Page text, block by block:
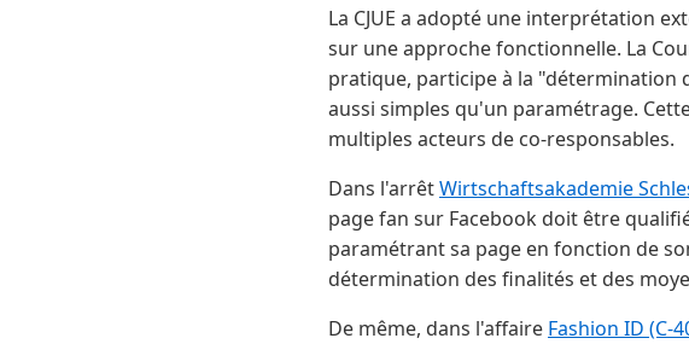
La CJUE a adopté une interprétation
sur une approche fonctionnelle. La
pratique, participe à la "détermination
aussi simples qu'un paramétrage.
multiples acteurs de co-responsables.
Dans l'arrêtWirtschaftsakademie
page fan sur Facebook doit être
paramétrant sa page en fonction de
détermination des finalités et des
De même, dans l'affaire Fashion ID (C-